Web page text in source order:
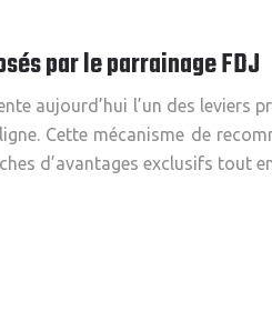
par le parrainage FDJ
aujourd’hui l’un des
Cette mécanisme de
d’avantages exclusifs tout